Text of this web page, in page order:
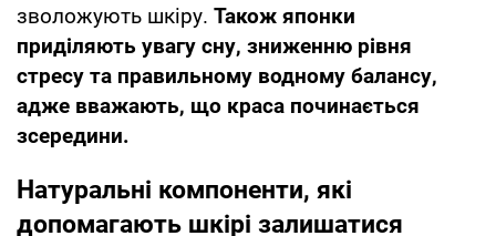
зволожують шкіру. Також японки
приділяють увагу сну, зниженню рівня
стресу та правильному водному балансу,
адже вважають, що краса починається
зсередини.
Натуральні компоненти, які
допомагають шкірі залишатися